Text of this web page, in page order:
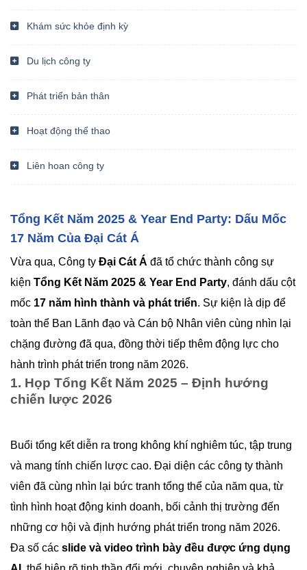
Khám sức khỏe định kỳ
Du lịch công ty
Phát triển bản thân
Hoạt động thể thao
Liên hoan công ty
Tổng Kết Năm 2025 & Year End Party: Dấu Mốc
17 Năm Của Đại Cát Á
Vừa qua, Công ty Đại Cát Á đã tổ chức thành công sự
kiện Tổng Kết Năm 2025 & Year End Party, đánh dấu cột
mốc 17 năm hình thành và phát triển. Sự kiện là dịp để
toàn thể Ban Lãnh đạo và Cán bộ Nhân viên cùng nhìn lại
chặng đường đã qua, đồng thời tiếp thêm động lực cho
hành trình phát triển trong năm 2026.
1. Họp Tổng Kết Năm 2025 – Định hướng
chiến lược 2026
Buổi tổng kết diễn ra trong không khí nghiêm túc, tập trung
và mang tính chiến lược cao. Đại diện các công ty thành
viên đã cùng nhìn lại bức tranh tổng thể của năm qua, từ
tình hình hoạt động kinh doanh, bối cảnh thị trường đến
những cơ hội và định hướng phát triển trong năm 2026.
Đa số các slide và video trình bày đều được ứng dụng